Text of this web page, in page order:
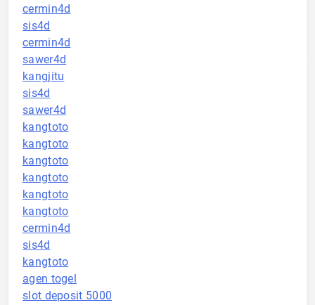
cermin4d
sis4d
cermin4d
sawer4d
kangjitu
sis4d
sawer4d
kangtoto
kangtoto
kangtoto
kangtoto
kangtoto
kangtoto
cermin4d
sis4d
kangtoto
agen togel
slot deposit 5000